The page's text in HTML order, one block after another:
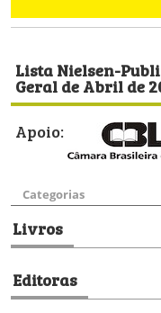
Lista Nielsen-
Geral de Abril de
Apoio:
Categorias
Livros
Editoras